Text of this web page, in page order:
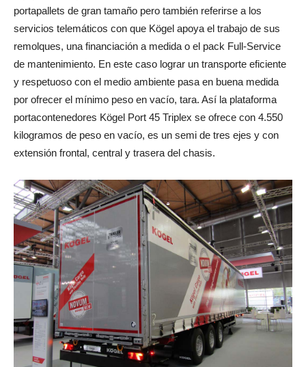
portapallets de gran tamaño pero también referirse a los
servicios telemáticos con que Kögel apoya el trabajo de sus
remolques, una financiación a medida o el pack Full-Service
de mantenimiento. En este caso lograr un transporte eficiente
y respetuoso con el medio ambiente pasa en buena medida
por ofrecer el mínimo peso en vacío, tara. Así la plataforma
portacontenedores Kögel Port 45 Triplex se ofrece con 4.550
kilogramos de peso en vacío, es un semi de tres ejes y con
extensión frontal, central y trasera del chasis.